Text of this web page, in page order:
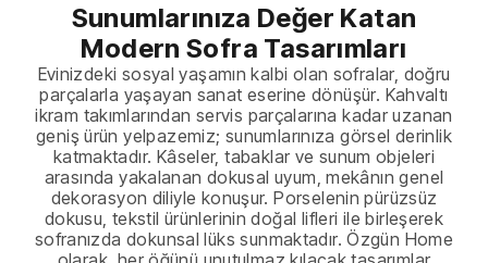
Sunumlarınıza Değer Katan
Modern Sofra Tasarımları
Evinizdeki sosyal yaşamın kalbi olan sofralar, doğru
parçalarla yaşayan sanat eserine dönüşür. Kahvaltı
ikram takımlarından servis parçalarına kadar uzanan
geniş ürün yelpazemiz; sunumlarınıza görsel derinlik
katmaktadır. Kâseler, tabaklar ve sunum objeleri
arasında yakalanan dokusal uyum, mekânın genel
dekorasyon diliyle konuşur. Porselenin pürüzsüz
dokusu, tekstil ürünlerinin doğal lifleri ile birleşerek
sofranızda dokunsal lüks sunmaktadır. Özgün Home